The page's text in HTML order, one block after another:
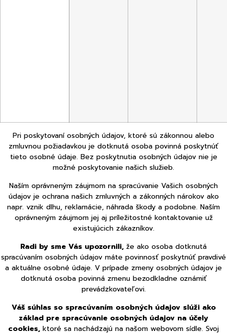
Pri poskytovaní osobných údajov, ktoré sú zákonnou alebo
zmluvnou požiadavkou je dotknutá osoba povinná poskytnúť
tieto osobné údaje. Bez poskytnutia osobných údajov nie je
možné poskytovanie našich služieb.
Naším oprávneným záujmom na spracúvanie Vašich osobných
údajov je ochrana našich zmluvných a zákonných nárokov ako
napr. vznik dlhu, reklamácie, náhrada škody a podobne. Naším
oprávneným záujmom jej aj príležitostné kontaktovanie už
existujúcich zákazníkov.
Radi by sme Vás upozornili, že ako osoba dotknutá
spracúvaním osobných údajov máte povinnosť poskytnúť pravdivé
a aktuálne osobné údaje. V prípade zmeny osobných údajov je
dotknutá osoba povinná zmenu bezodkladne oznámiť
prevádzkovateľovi.
Váš súhlas so spracúvaním osobných údajov slúži ako
základ pre spracúvanie osobných údajov na účely
cookies, ktoré sa nachádzajú na našom webovom sídle. Svoj